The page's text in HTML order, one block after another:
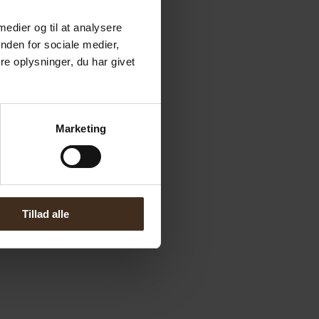
og til at analysere
for sociale medier,
oplysninger, du har givet
Marketing
Tillad alle